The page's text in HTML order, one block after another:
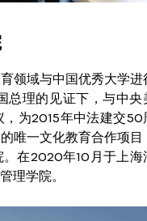
领域与中国优秀大学进
总理的见证下，与中央
，为2015年中法建交50
唯一文化教育合作项目
。在2020年10月于上海
理学院。